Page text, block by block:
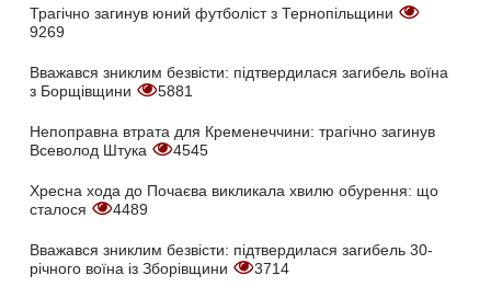
Трагічно загинув юний футболіст з Тернопільщини
9269
Вважався зниклим безвісти: підтвердилася загибель воїна
з Борщівщини
5881
Непоправна втрата для Кременеччини: трагічно загинув
Всеволод Штука
4545
Хресна хода до Почаєва викликала хвилю обурення: що
сталося
4489
Вважався зниклим безвісти: підтвердилася загибель 30-
річного воїна із Зборівщини
3714